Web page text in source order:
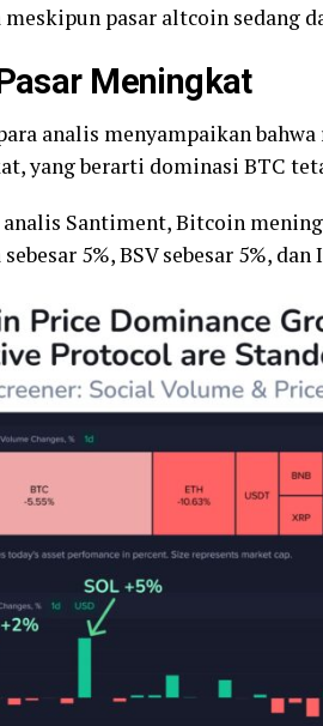
meskipun pasar altcoin sedang
Meningkat
analis menyampaikan
yang berarti dominasi BTC
Santiment, Bitcoin
5%, BSV sebesar 5%, dan